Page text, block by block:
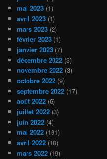
mai 2023 (1)
avril 2023 (1)
mars 2023 (2)
février 2023 (1)
janvier 2023 (7)
décembre 2022 (3)
novembre 2022 (3)
octobre 2022 (9)
septembre 2022 (17)
août 2022 (6)
juillet 2022 (3)
juin 2022 (4)
mai 2022 (191)
avril 2022 (10)
mars 2022 (19)